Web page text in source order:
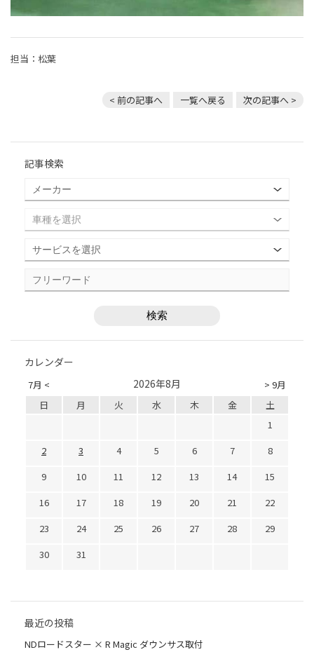
担当：松葉
< 前の記事へ 一覧へ戻る 次の記事へ >
記事検索
カレンダー
7月 < > 9月
2026年8月
日 月 火 水 木 金
土
1
2
3 4 5 6 7
8
9
10 11 12 13 14
15
16
17 18 19 20 21
22
23
24 25 26 27 28
29
30
31
最近の投稿
NDロードスター × R Magic ダウンサス取付